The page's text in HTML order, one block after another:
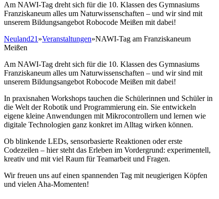
Am NAWI-Tag dreht sich für die 10. Klassen des Gymnasiums
Franziskaneum alles um Naturwissenschaften – und wir sind mit
unserem Bildungsangebot Robocode Meißen mit dabei!
Neuland21»Veranstaltungen»NAWI-Tag am Franziskaneum
Meißen
Am NAWI-Tag dreht sich für die 10. Klassen des Gymnasiums
Franziskaneum alles um Naturwissenschaften – und wir sind mit
unserem BildungsangebotRobocode Meißen mit dabei!
In praxisnahen Workshops tauchen die Schülerinnen und Schüler in
die Welt der Robotik und Programmierung ein. Sie entwickeln
eigene kleine Anwendungen mit Mikrocontrollern und lernen wie
digitale Technologien ganz konkret im Alltag wirken können.
Ob blinkende LEDs, sensorbasierte Reaktionen oder erste
Codezeilen – hier steht das Erleben im Vordergrund: experimentell,
kreativ und mit viel Raum für Teamarbeit und Fragen.
Wir freuen uns auf einen spannenden Tag mit neugierigen Köpfen
und vielen Aha-Momenten!